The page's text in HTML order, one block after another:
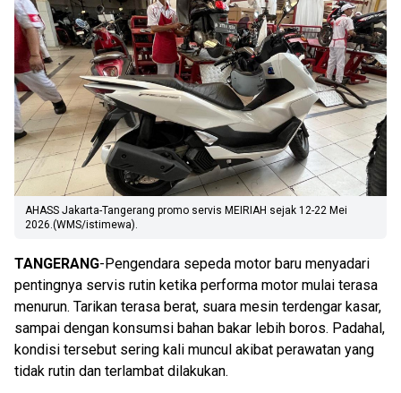
AHASS Jakarta-Tangerang promo servis MEIRIAH sejak 12-22 Mei
2026.(WMS/istimewa).
TANGERANG-Pengendara sepeda motor baru menyadari
pentingnya servis rutin ketika performa motor mulai terasa
menurun. Tarikan terasa berat, suara mesin terdengar kasar,
sampai dengan konsumsi bahan bakar lebih boros. Padahal,
kondisi tersebut sering kali muncul akibat perawatan yang
tidak rutin dan terlambat dilakukan.